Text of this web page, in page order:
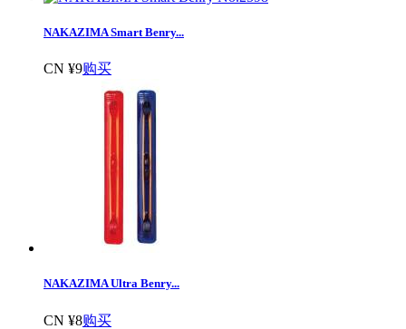
NAKAZIMA Smart Benry...
CN ¥9购买
NAKAZIMA Ultra Benry...
CN ¥8购买